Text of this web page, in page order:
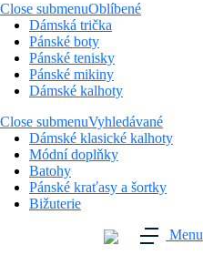
Close submenuOblíbené
Dámská trička
Pánské boty
Pánské tenisky
Pánské mikiny
Dámské kalhoty
Close submenuVyhledávané
Dámské klasické kalhoty
Módní doplňky
Batohy
Pánské kraťasy a šortky
Bižuterie
Menu